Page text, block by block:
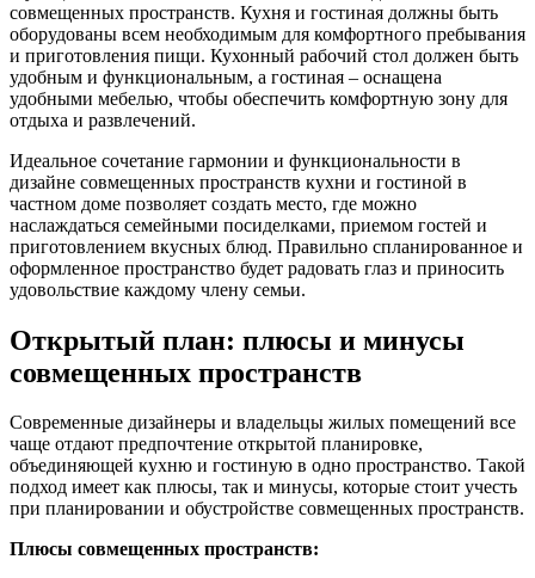
совмещенных пространств. Кухня и гостиная должны быть
оборудованы всем необходимым для комфортного пребывания
и приготовления пищи. Кухонный рабочий стол должен быть
удобным и функциональным, а гостиная – оснащена
удобными мебелью, чтобы обеспечить комфортную зону для
отдыха и развлечений.
Идеальное сочетание гармонии и функциональности в
дизайне совмещенных пространств кухни и гостиной в
частном доме позволяет создать место, где можно
наслаждаться семейными посиделками, приемом гостей и
приготовлением вкусных блюд. Правильно спланированное и
оформленное пространство будет радовать глаз и приносить
удовольствие каждому члену семьи.
Открытый план: плюсы и минусы
совмещенных пространств
Современные дизайнеры и владельцы жилых помещений все
чаще отдают предпочтение открытой планировке,
объединяющей кухню и гостиную в одно пространство. Такой
подход имеет как плюсы, так и минусы, которые стоит учесть
при планировании и обустройстве совмещенных пространств.
Плюсы совмещенных пространств: